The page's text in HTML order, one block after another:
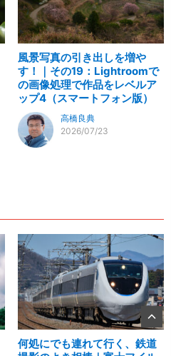
風景写真の引き出しを増や
す！｜その19：Lightroomで
の画像処理で作品をレベルア
ップ4（スマートフォン版）
高橋良典
2026/07/23
何処にでも連れて行く、鉄道